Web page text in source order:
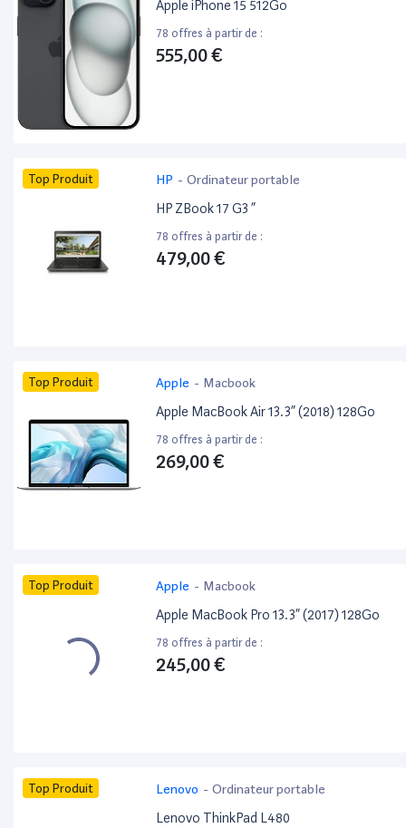
Apple iPhone 15 512Go
78 offres à partir de :
555,00 €
Top Produit HP - Ordinateur portable
HP ZBook 17 G3 ”
78 offres à partir de :
479,00 €
Top Produit Apple - Macbook
Apple MacBook Air 13.3” (2018) 128Go
78 offres à partir de :
269,00 €
Top Produit Apple - Macbook
Apple MacBook Pro 13.3” (2017) 128Go
78 offres à partir de :
245,00 €
Top Produit Lenovo - Ordinateur portable
Lenovo ThinkPad L480